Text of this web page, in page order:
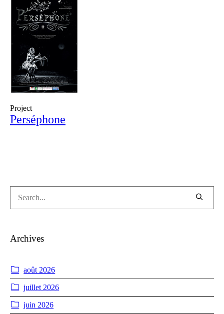
Project
Perséphone
Archives
août 2026
juillet 2026
juin 2026